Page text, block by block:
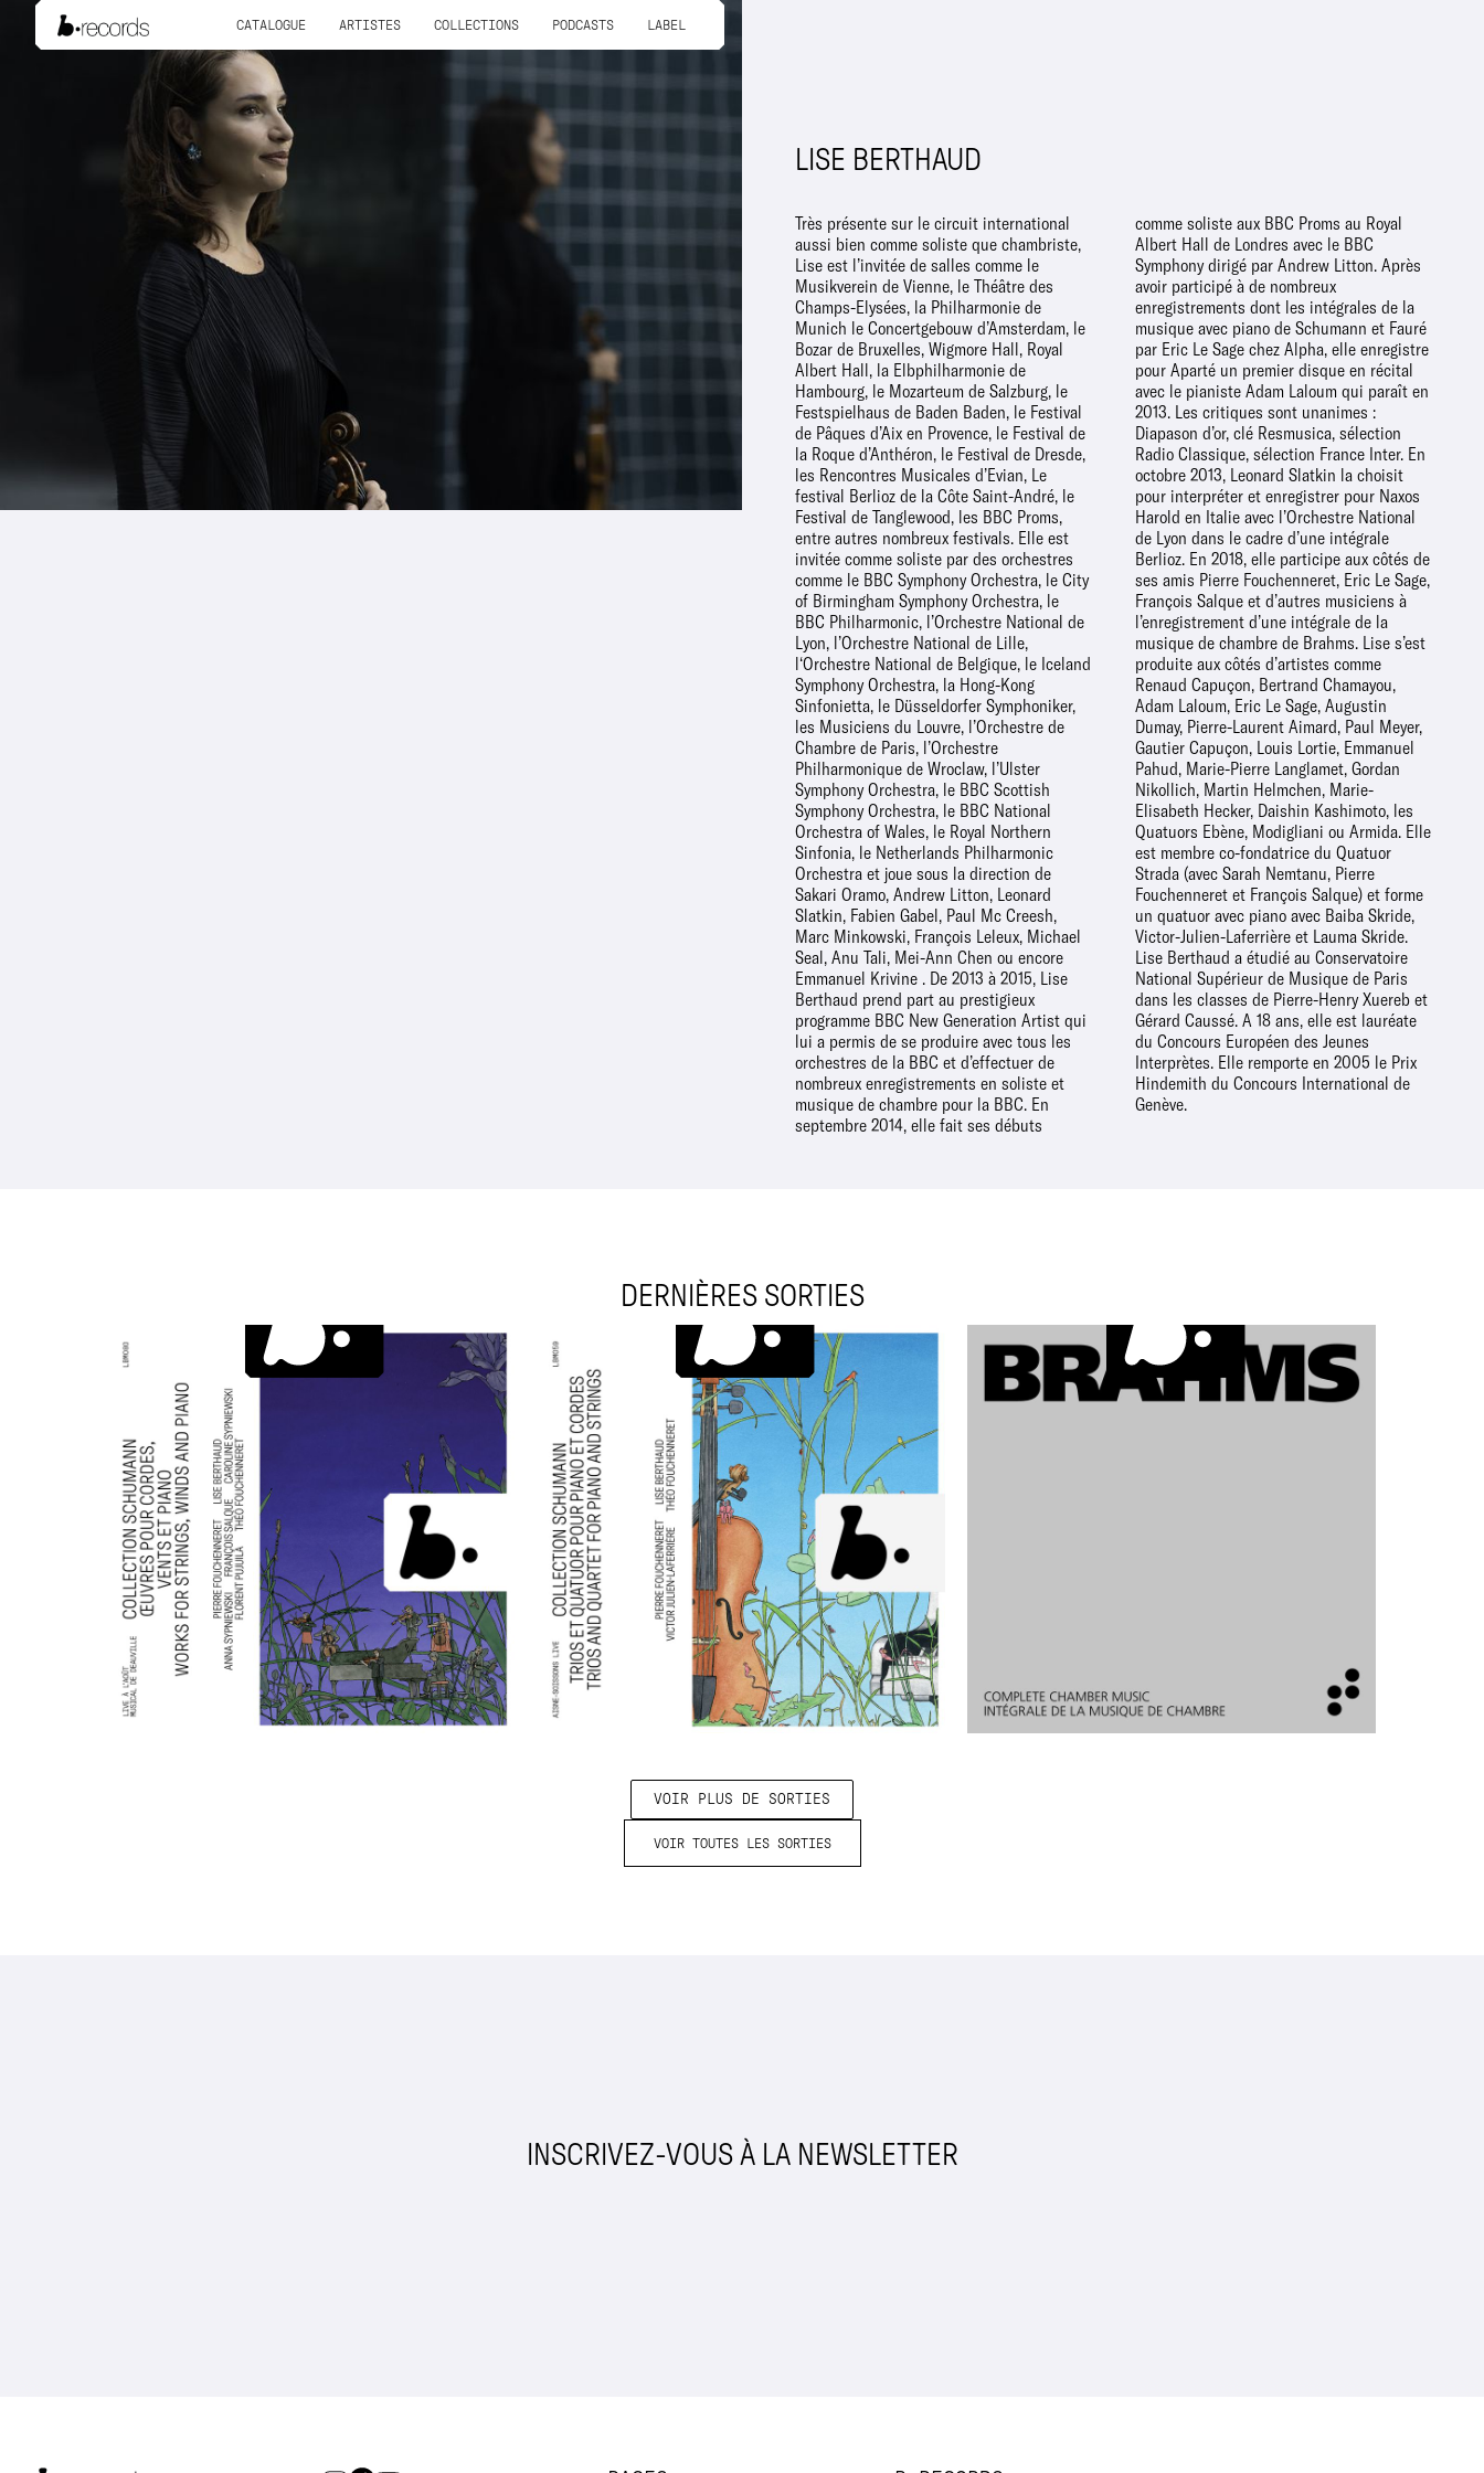
CATALOGUE ARTISTES COLLECTIONS PODCASTS LABEL
LISE BERTHAUD
Très présente sur le circuit international
aussi bien comme soliste que chambriste,
Lise est l’invitée de salles comme le
Musikverein de Vienne, le Théâtre des
Champs-Elysées, la Philharmonie de
Munich le Concertgebouw d’Amsterdam, le
Bozar de Bruxelles, Wigmore Hall, Royal
Albert Hall, la Elbphilharmonie de
Hambourg, le Mozarteum de Salzburg, le
Festspielhaus de Baden Baden, le Festival
de Pâques d’Aix en Provence, le Festival de
la Roque d’Anthéron, le Festival de Dresde,
les Rencontres Musicales d’Evian, Le
festival Berlioz de la Côte Saint-André, le
Festival de Tanglewood, les BBC Proms,
entre autres nombreux festivals. Elle est
invitée comme soliste par des orchestres
comme le BBC Symphony Orchestra, le City
of Birmingham Symphony Orchestra, le
BBC Philharmonic, l’Orchestre National de
Lyon, l’Orchestre National de Lille,
l‘Orchestre National de Belgique, le Iceland
Symphony Orchestra, la Hong-Kong
Sinfonietta, le Düsseldorfer Symphoniker,
les Musiciens du Louvre, l’Orchestre de
Chambre de Paris, l’Orchestre
Philharmonique de Wroclaw, l’Ulster
Symphony Orchestra, le BBC Scottish
Symphony Orchestra, le BBC National
Orchestra of Wales, le Royal Northern
Sinfonia, le Netherlands Philharmonic
Orchestra et joue sous la direction de
Sakari Oramo, Andrew Litton, Leonard
Slatkin, Fabien Gabel, Paul Mc Creesh,
Marc Minkowski, François Leleux, Michael
Seal, Anu Tali, Mei-Ann Chen ou encore
Emmanuel Krivine . De 2013 à 2015, Lise
Berthaud prend part au prestigieux
programme BBC New Generation Artist qui
lui a permis de se produire avec tous les
orchestres de la BBC et d’effectuer de
nombreux enregistrements en soliste et
musique de chambre pour la BBC. En
septembre 2014, elle fait ses débuts
comme soliste aux BBC Proms au Royal
Albert Hall de Londres avec le BBC
Symphony dirigé par Andrew Litton. Après
avoir participé à de nombreux
enregistrements dont les intégrales de la
musique avec piano de Schumann et Fauré
par Eric Le Sage chez Alpha, elle enregistre
pour Aparté un premier disque en récital
avec le pianiste Adam Laloum qui paraît en
2013. Les critiques sont unanimes :
Diapason d’or, clé Resmusica, sélection
Radio Classique, sélection France Inter. En
octobre 2013, Leonard Slatkin la choisit
pour interpréter et enregistrer pour Naxos
Harold en Italie avec l’Orchestre National
de Lyon dans le cadre d’une intégrale
Berlioz. En 2018, elle participe aux côtés de
ses amis Pierre Fouchenneret, Eric Le Sage,
François Salque et d’autres musiciens à
l’enregistrement d’une intégrale de la
musique de chambre de Brahms. Lise s’est
produite aux côtés d’artistes comme
Renaud Capuçon, Bertrand Chamayou,
Adam Laloum, Eric Le Sage, Augustin
Dumay, Pierre-Laurent Aimard, Paul Meyer,
Gautier Capuçon, Louis Lortie, Emmanuel
Pahud, Marie-Pierre Langlamet, Gordan
Nikollich, Martin Helmchen, Marie-
Elisabeth Hecker, Daishin Kashimoto, les
Quatuors Ebène, Modigliani ou Armida. Elle
est membre co-fondatrice du Quatuor
Strada (avec Sarah Nemtanu, Pierre
Fouchenneret et François Salque) et forme
un quatuor avec piano avec Baiba Skride,
Victor-Julien-Laferrière et Lauma Skride.
Lise Berthaud a étudié au Conservatoire
National Supérieur de Musique de Paris
dans les classes de Pierre-Henry Xuereb et
Gérard Caussé. A 18 ans, elle est lauréate
du Concours Européen des Jeunes
Interprètes. Elle remporte en 2005 le Prix
Hindemith du Concours International de
Genève.
DERNIÈRES SORTIES
VOIR PLUS DE SORTIES
VOIR TOUTES LES SORTIES
INSCRIVEZ-VOUS À LA NEWSLETTER